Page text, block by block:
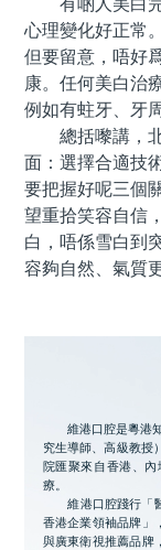
有啲人美白完
心理變化好正常
但要留意，唔好
康。任何美白治
例如有蛀牙、牙
總括嚟講，北
面：選擇合適技
要把握好呢三個
望重拾笑容自信
白，唔係雪白到
容夠自然、氣質
維港口腔是粵港
究生導師、高級教授
院匯聚來自香港、
療。
維港口腔踐行「
香港企業領袖品牌」
與廣東衛視推薦品牌